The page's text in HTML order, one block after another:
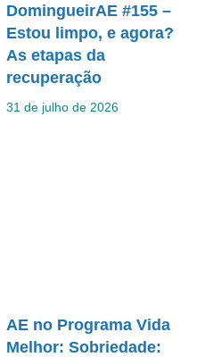
DomingueirAE #155 –
Estou limpo, e agora?
As etapas da
recuperação
31 de julho de 2026
AE no Programa Vida
Melhor: Sobriedade: